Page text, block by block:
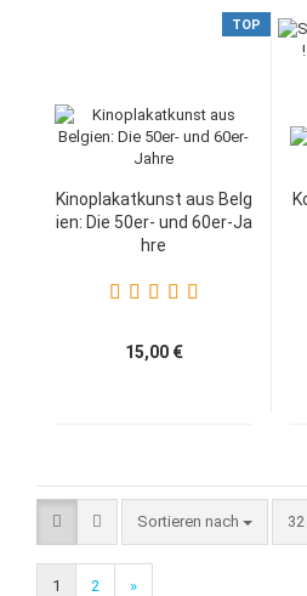
TOP
Kinoplakatkunst aus Belg
ien: Die 50er- und 60er-Ja
hre
15,00 €
Sortieren nach
1 2 »